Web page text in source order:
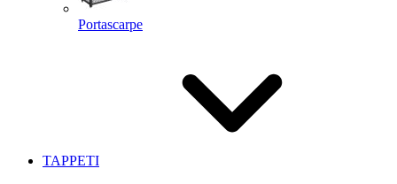
Portascarpe
TAPPETI